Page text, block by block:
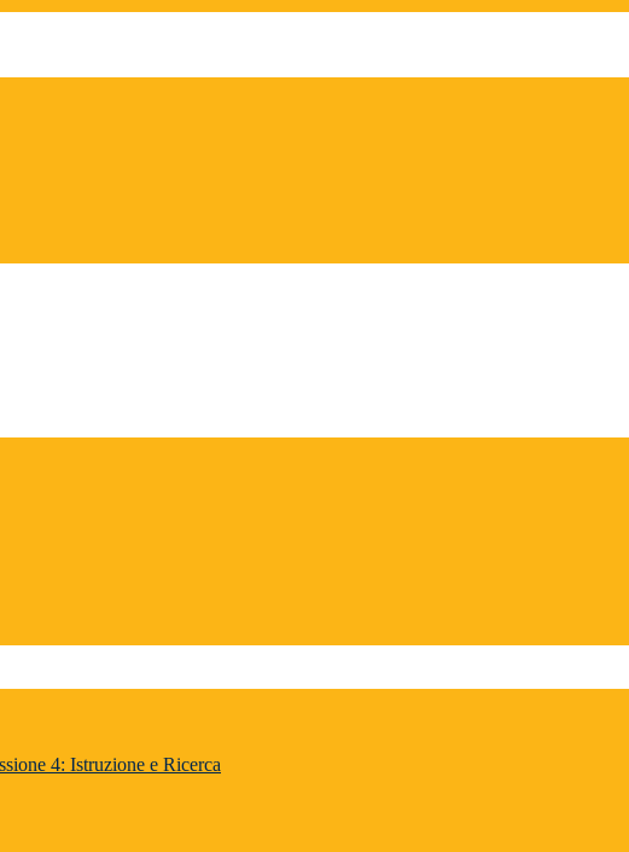
4: Istruzione e Ricerca